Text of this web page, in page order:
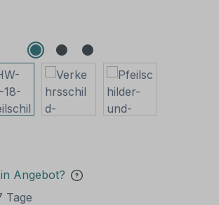
Angebot?
Tage